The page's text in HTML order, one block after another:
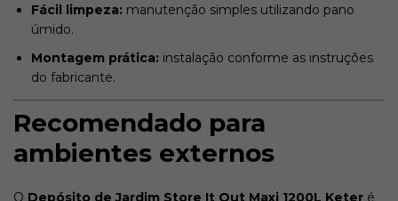
Fácil limpeza: manutenção simples utilizando pano
úmido.
Montagem prática: instalação conforme as instruções
do fabricante.
Recomendado para
ambientes externos
O Depósito de Jardim Store It Out Maxi 1200L Keter é